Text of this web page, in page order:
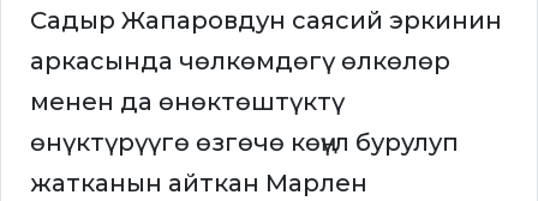
Садыр Жапаровдун саясий эркинин
аркасында чөлкөмдөгү өлкөлөр
менен да өнөктөштүктү
өнүктүрүүгө өзгөчө көңүл бурулуп
жатканын айткан Марлен